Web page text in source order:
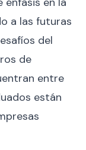
a las futuras
del
de
entre
están